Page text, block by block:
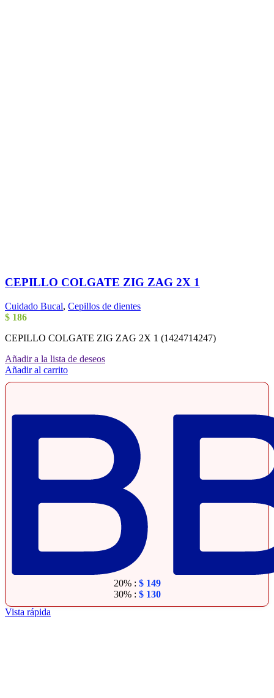
CEPILLO COLGATE ZIG ZAG 2X 1
Cuidado Bucal, Cepillos de dientes
$ 186
CEPILLO COLGATE ZIG ZAG 2X 1 (1424714247)
Añadir a la lista de deseos
Añadir al carrito
20% : $149
30% : $130
Vista rápida